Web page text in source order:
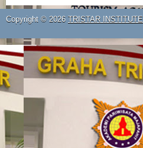
Copyright © 2026 TRISTAR INSTITUTE